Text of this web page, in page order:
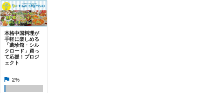
本格中国料理が
手軽に楽しめる
「萬珍館・シル
クロード」買っ
て応援！プロジ
ェクト
2%